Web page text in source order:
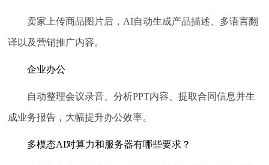
卖家上传商品图片后，AI自动生成产品描述、多语言翻
译以及营销推广内容。
企业办公
自动整理会议录音、分析PPT内容、提取合同信息并生
成业务报告，大幅提升办公效率。
多模态AI对算力和服务器有哪些要求？